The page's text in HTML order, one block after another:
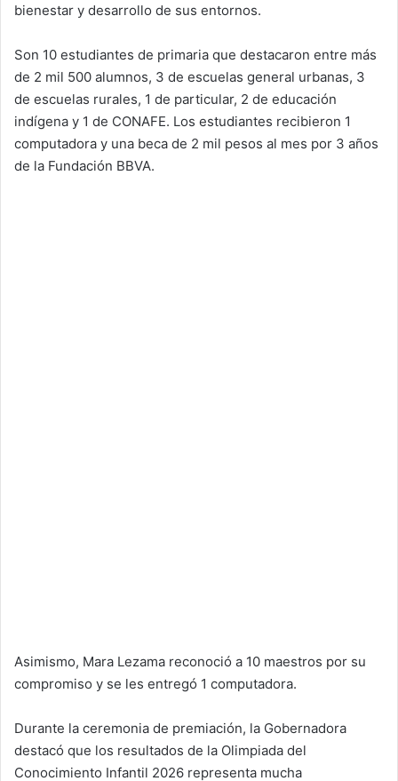
bienestar y desarrollo de sus entornos.
Son 10 estudiantes de primaria que destacaron entre más
de 2 mil 500 alumnos, 3 de escuelas general urbanas, 3
de escuelas rurales, 1 de particular, 2 de educación
indígena y 1 de CONAFE. Los estudiantes recibieron 1
computadora y una beca de 2 mil pesos al mes por 3 años
de la Fundación BBVA.
Asimismo, Mara Lezama reconoció a 10 maestros por su
compromiso y se les entregó 1 computadora.
Durante la ceremonia de premiación, la Gobernadora
destacó que los resultados de la Olimpiada del
Conocimiento Infantil 2026 representa mucha